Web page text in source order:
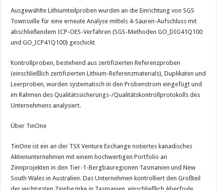
Ausgewählte Lithiumteilproben wurden an die Einrichtung von SGS
Townsville für eine erneute Analyse mittels 4-Säuren-Aufschluss mit
abschließendem ICP-OES-Verfahren (SGS-Methoden GO_DIG41Q100
und GO_ICP41Q100) geschickt
Kontrollproben, bestehend aus zertifizierten Referenzproben
(einschließlich zertifizierten Lithium-Referenzmaterials), Duplikaten und
Leerproben, wurden systematisch in den Probenstrom eingefügt und
im Rahmen des Qualitätssicherungs-/Qualitätskontrollprotokolls des
Unternehmens analysiert.
Über TinOne
TinOne ist ein an der TSX Venture Exchange notiertes kanadisches
Aktienunternehmen mit einem hochwertigen Portfolio an
Zinnprojekten in den Tier-1-Bergbauregionen Tasmanien und New
South Wales in Australien. Das Unternehmen kontrolliert den Großteil